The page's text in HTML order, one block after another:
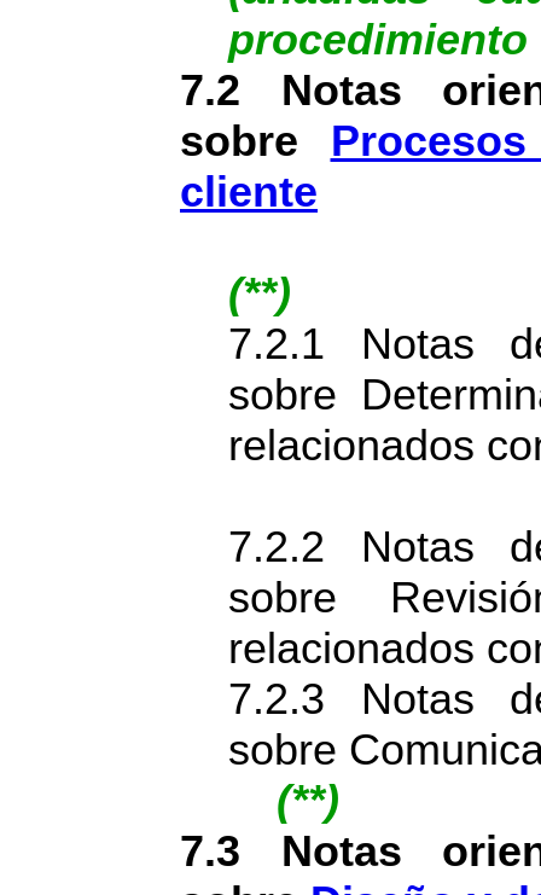
procedimiento
7.2 Notas
sobre
cliente
(**)
7.2.1 Notas
sobre
relacionados
7.2.2 Notas
sobre
relacionados
7.2.3 Notas
sobre
(**)
7.3 Notas